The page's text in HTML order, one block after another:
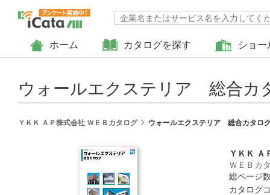
ホーム カタログを探す ショー
ウォールエクステリア 総合カ
ＹＫＫ ＡＰ株式会社 ＷＥＢカタログ ウォールエクステリア 総合カタロ
ＹＫＫ Ａ
ＷＥＢカ
総ページ
カタログ